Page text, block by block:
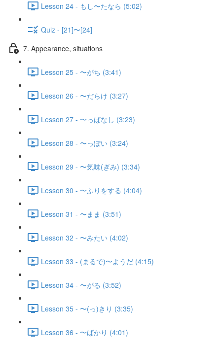
Lesson 24 - もし〜たなら (5:02)
Quiz - [21]〜[24]
7. Appearance, situations
Lesson 25 - 〜がち (3:41)
Lesson 26 - 〜だらけ (3:27)
Lesson 27 - 〜っぱなし (3:23)
Lesson 28 - 〜っぽい (3:24)
Lesson 29 - 〜気味(ぎみ) (3:34)
Lesson 30 - 〜ふりをする (4:04)
Lesson 31 - 〜まま (3:51)
Lesson 32 - 〜みたい (4:02)
Lesson 33 - (まるで)〜ようだ (4:15)
Lesson 34 - 〜がる (3:52)
Lesson 35 - 〜(っ)きり (3:35)
Lesson 36 - 〜ばかり (4:01)